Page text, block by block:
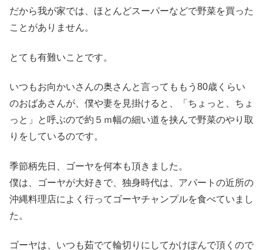
だから我が家では、ほとんどスーパーなどで野菜を買った
ことがありません。
とても有難いことです。
いつもお向かいさんの奥さんと言ってももう80歳くらい
のおばあさんが、僕や妻を見掛けると、「ちょっと、ちょ
っと」と呼ぶので約５ｍ幅の細い道を挟んで野菜のやり取
りをしているのです。
季節柄先日、ゴーヤを何本も頂きました。
僕は、ゴーヤが大好きで、独身時代は、アパートの近所の
沖縄料理店によく行ってゴーヤチャンプルを食べていまし
た。
ゴーヤは、いつも茹でて輪切りにしてかけぽんで頂くので